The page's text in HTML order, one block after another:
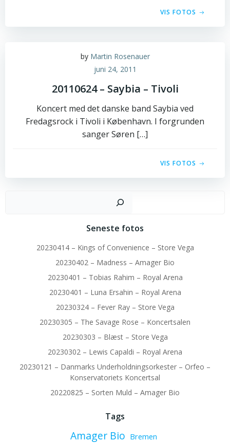
VIS FOTOS
by Martin Rosenauer
juni 24, 2011
20110624 – Saybia – Tivoli
Koncert med det danske band Saybia ved
Fredagsrock i Tivoli i København. I forgrunden
sanger Søren […]
VIS FOTOS
Seneste fotos
20230414 – Kings of Convenience – Store Vega
20230402 – Madness – Amager Bio
20230401 – Tobias Rahim – Royal Arena
20230401 – Luna Ersahin – Royal Arena
20230324 – Fever Ray – Store Vega
20230305 – The Savage Rose – Koncertsalen
20230303 – Blæst – Store Vega
20230302 – Lewis Capaldi – Royal Arena
20230121 – Danmarks Underholdningsorkester – Orfeo –
Konservatoriets Koncertsal
20220825 – Sorten Muld – Amager Bio
Tags
Amager Bio Bremen